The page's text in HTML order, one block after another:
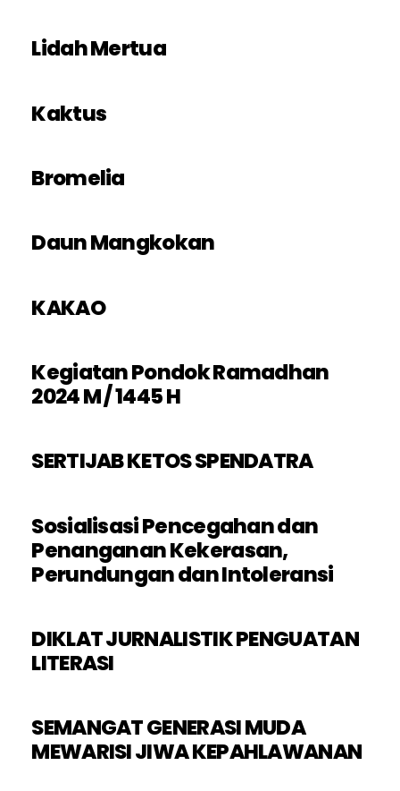
Lidah Mertua
Kaktus
Bromelia
Daun Mangkokan
KAKAO
Kegiatan Pondok Ramadhan
2024 M / 1445 H
SERTIJAB KETOS SPENDATRA
Sosialisasi Pencegahan dan
Penanganan Kekerasan,
Perundungan dan Intoleransi
DIKLAT JURNALISTIK PENGUATAN
LITERASI
SEMANGAT GENERASI MUDA
MEWARISI JIWA KEPAHLAWANAN